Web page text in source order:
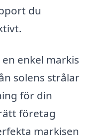
du
enkel markis
solens strålar
för din
företag
markisen